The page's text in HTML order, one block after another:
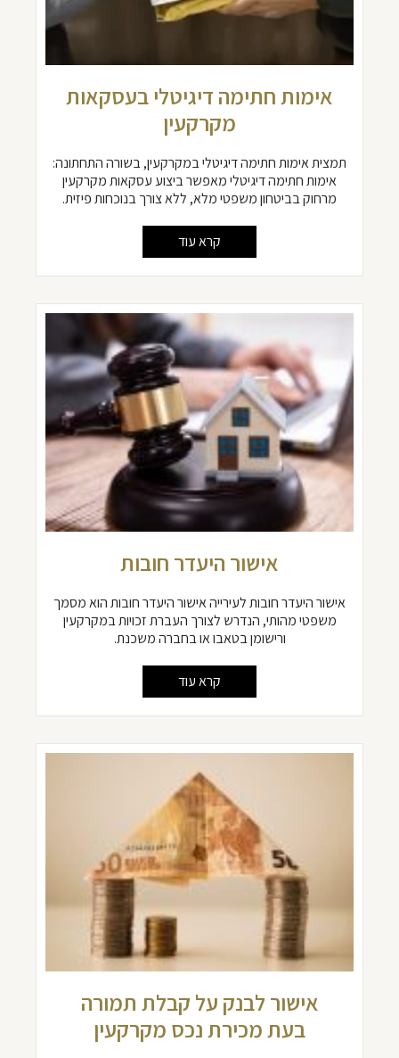
אימות חתימה דיגיטלי בעסקאות
מקרקעין
תמצית אימות חתימה דיגיטלי במקרקעין, בשורה התחתונה:
אימות חתימה דיגיטלי מאפשר ביצוע עסקאות מקרקעין
מרחוק בביטחון משפטי מלא, ללא צורך בנוכחות פיזית.
קרא עוד
אישור היעדר חובות
אישור היעדר חובות לעירייה אישור היעדר חובות הוא מסמך
משפטי מהותי, הנדרש לצורך העברת זכויות במקרקעין
ורישומן בטאבו או בחברה משכנת.
קרא עוד
אישור לבנק על קבלת תמורה
בעת מכירת נכס מקרקעין